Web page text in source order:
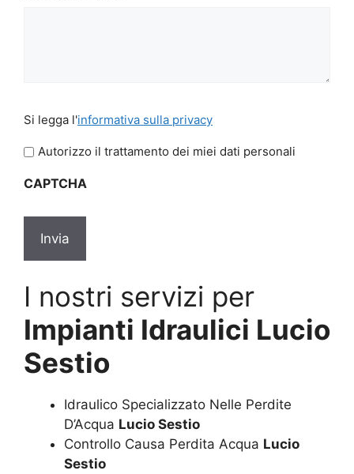
legga
l'informativa
privacy
Si legga l'informativa sulla privacy
Autorizzo il trattamento dei miei dati personali
CAPTCHA
I nostri servizi per
Impianti Idraulici Lucio
Sestio
Idraulico Specializzato Nelle Perdite
D’Acqua Lucio Sestio
Controllo Causa Perdita Acqua Lucio
Sestio